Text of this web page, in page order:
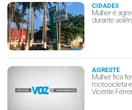
CIDADES
Mulher é
durante
AGRESTE
Mulher fica
motocicleta e
Vicente Férrer